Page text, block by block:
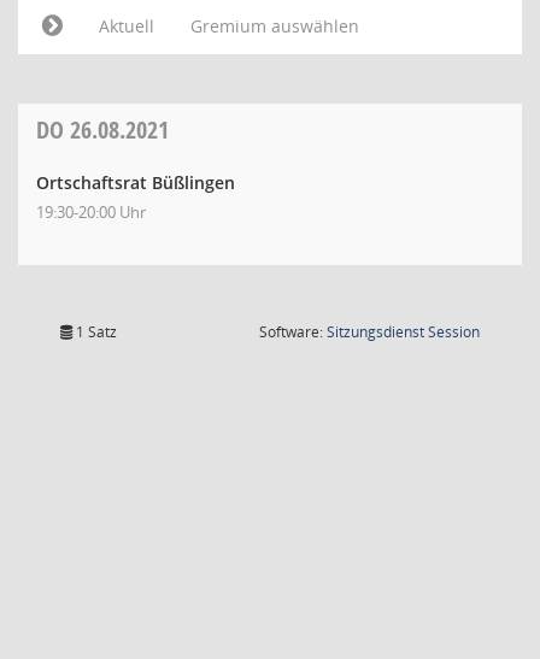
Aktuell
Gremium auswählen
DO 26.08.2021
Ortschaftsrat Büßlingen
19:30-20:00 Uhr
1 Satz Software:SitzungsdienstSession(Wird in